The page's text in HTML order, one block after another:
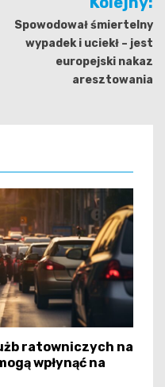
Spowodował śmiertelny
wypadek i uciekł – jest
europejski nakaz
aresztowania
ratowniczych na
wpłynąć na